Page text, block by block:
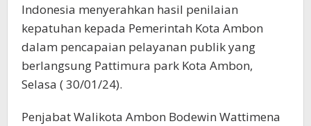
Indonesia menyerahkan hasil penilaian
kepatuhan kepada Pemerintah Kota Ambon
dalam pencapaian pelayanan publik yang
berlangsung Pattimura park Kota Ambon,
Selasa ( 30/01/24).
Penjabat Walikota Ambon Bodewin Wattimena